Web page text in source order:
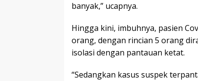
banyak,” ucapnya.
Hingga kini, imbuhnya, pasien
orang, dengan rincian 5 orang
isolasi dengan pantauan ketat.
“Sedangkan kasus suspek